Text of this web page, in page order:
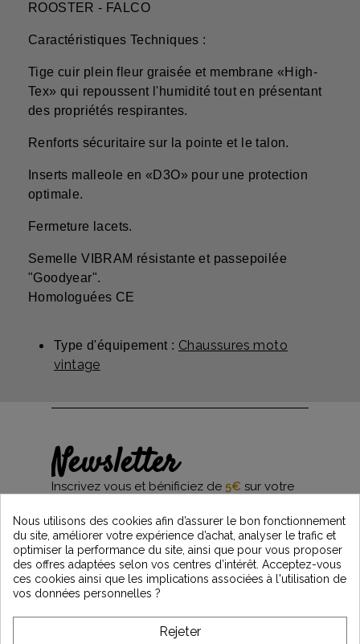
ROOSTER - FALCO
Caractéristiques Techniques :
Tige cuir plein fleur graisée et membrane «High-
Tex» qui repoussent l'humidité tout en présentant
des propriétés respirantes.
Renforts sécuritaire sur la pointe et le talon.
Inserts malleole en «D3O» pour une protection
optimale.
Fermeture lacets.
Semelle VIBRAM résistante et passepoilée
"Goodyear".
Homologuées CE
Type d'équipement : Chaussures moto
vintage
Newsletter
Inscrivez vous et bénificiez de 5€ sur votre
et restez informés des dernières nouveautés
Vintage Motors
*Dès 99€ d'achat. En vous abonnant à notre newsletter, vous reconnaissez avoir pris
l'acceptez.
Nous utilisons des cookies afin d’assurer le bon fonctionnement
du site, améliorer votre expérience d’achat, analyser le trafic et
optimiser la performance du site, ainsi que pour vous proposer
des offres adaptées selon vos centres d’intérêt. Acceptez-vous
ces cookies ainsi que les implications associées à l'utilisation de
vos données personnelles ?
Rejeter